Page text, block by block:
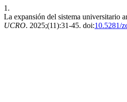
1.
La expansión del sistema universitario
UCRO. 2025;(11):31-45. doi:10.5281/